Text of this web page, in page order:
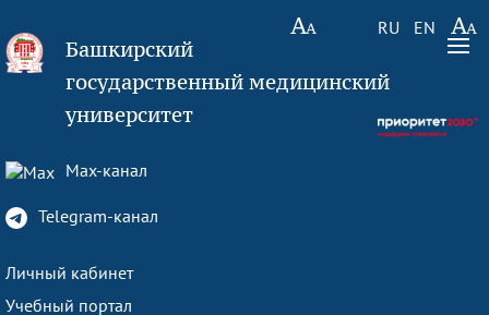
RU EN
Башкирский
государственный медицинский
университет
Max-канал
Telegram-канал
Личный кабинет
Учебный портал